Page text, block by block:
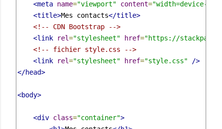
<meta name="viewport" content="width=device-
<title>Mes contacts</title>
<!-- CDN Bootstrap -->
<link
rel="stylesheet" href="https://
<!-- fichier style.css -->
<link
rel="stylesheet" href="style.css"
/>
</head>
<body>
<div class="container">